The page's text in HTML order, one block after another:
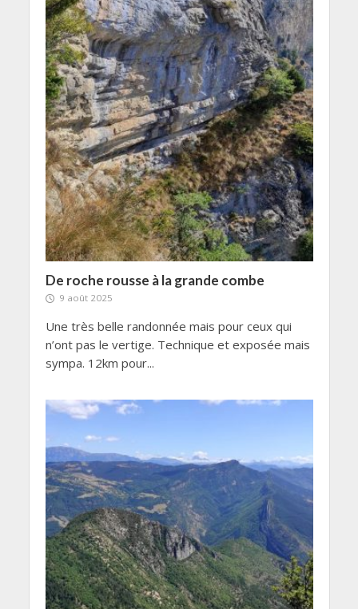
De roche rousse à la grande combe
9 août 2025
Une très belle randonnée mais pour ceux qui
n’ont pas le vertige. Technique et exposée mais
sympa. 12km pour...